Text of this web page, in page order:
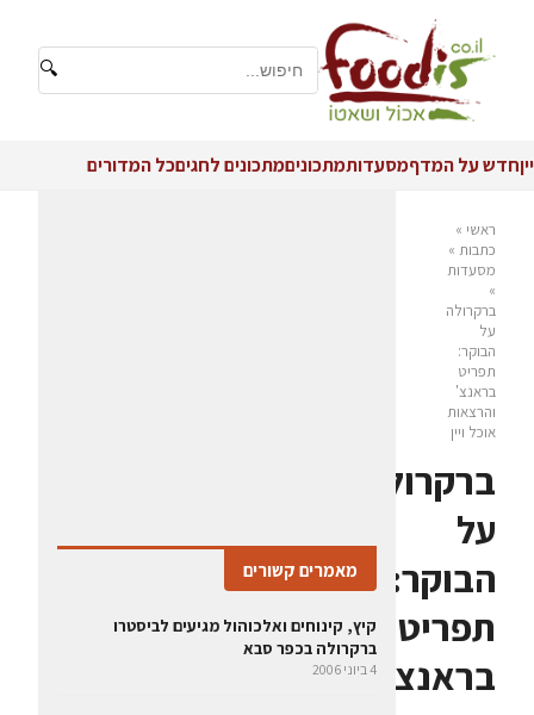
🔍
ייןחדש על המדףמסעדותמתכוניםמתכונים לחגיםכל המדורים
ראשי »
כתבות »
מסעדות
»
ברקרולה
על
הבוקר:
תפריט
בראנצ'
והרצאות
אוכל ויין
ברקרולה
על
הבוקר:
תפריט
בראנצ'
מאמרים קשורים
קיץ, קינוחים ואלכוהול מגיעים לביסטרו
ברקרולה בכפר סבא
4 ביוני 2006